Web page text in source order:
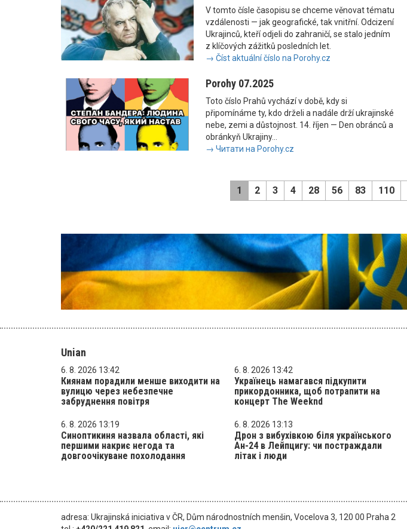
V tomto čísle časopisu se chceme věnovat tématu
vzdálenosti — jak geografické, tak vnitřní. Odcizení
Ukrajinců, kteří odjeli do zahraničí, se stalo jedním
z klíčových zážitků posledních let.
→ Číst aktuální číslo na Porohy.cz
Porohy 07.2025
Toto číslo Prahů vychází v době, kdy si
připomínáme ty, kdo drželi a nadále drží ukrajinské
nebe, zemi a důstojnost. 14. říjen — Den obránců a
obránkyň Ukrajiny...
→ Читати на Porohy.cz
1 2 3 4 28 56 83 110
Unian
6. 8. 2026 13:42
Киянам порадили менше виходити на
вулицю через небезпечне
забруднення повітря
6. 8. 2026 13:42
Українець намагався підкупити
прикордонника, щоб потрапити на
концерт The Weeknd
6. 8. 2026 13:19
Синоптикиня назвала області, які
першими накриє негода та
довгоочікуване похолодання
6. 8. 2026 13:13
Дрон з вибухівкою біля українського
Ан-24 в Лейпцигу: чи постраждали
літак і люди
adresa: Ukrajinská iniciativa v ČR, Dům národnostních menšin, Vocelova 3, 120 00 Praha 2